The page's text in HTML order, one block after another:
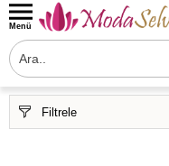
Menü
Filtrele